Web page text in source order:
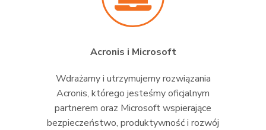
Acronis i Microsoft
Wdrażamy i utrzymujemy rozwiązania
Acronis, którego jesteśmy oficjalnym
partnerem oraz Microsoft wspierające
bezpieczeństwo, produktywność i rozwój